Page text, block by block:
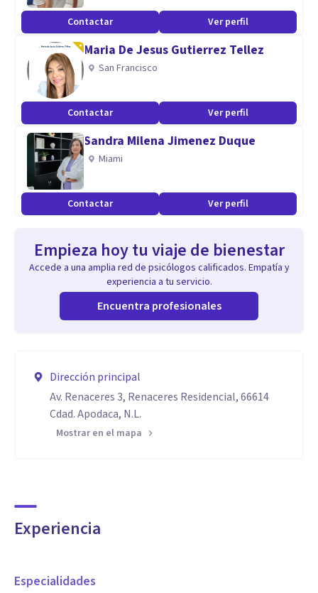
Contactar Ver perfil
Maria De Jesus Gutierrez Tellez
San Francisco
Contactar Ver perfil
Sandra Milena Jimenez Duque
Miami
Contactar Ver perfil
Empieza hoy tu viaje de bienestar
Accede a una amplia red de psicólogos calificados. Empatía y
experiencia a tu servicio.
Encuentra profesionales
Dirección principal
Av. Renaceres 3, Renaceres Residencial, 66614
Cdad. Apodaca, N.L.
Mostrar en el mapa
Experiencia
Especialidades